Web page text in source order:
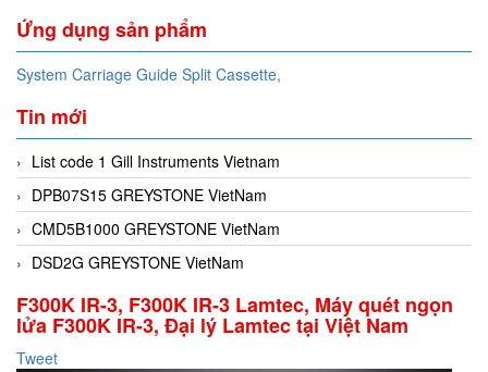
Ứng dụng sản phẩm
System Carriage Guide Split Cassette,
Tin mới
List code 1 Gill Instruments Vietnam
DPB07S15 GREYSTONE VietNam
CMD5B1000 GREYSTONE VietNam
DSD2G GREYSTONE VietNam
F300K IR-3, F300K IR-3 Lamtec, Máy quét ngọn
lửa F300K IR-3, Đại lý Lamtec tại Việt Nam
Tweet